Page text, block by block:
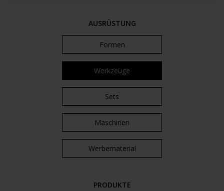
AUSRÜSTUNG
Formen
Werkzeuge
Sets
Maschinen
Werbematerial
PRODUKTE